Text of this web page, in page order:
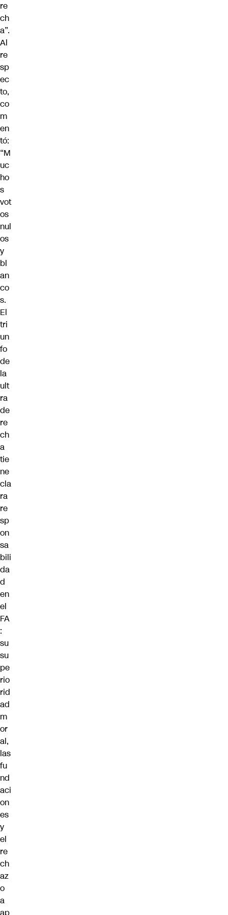
re
ch
a”.
Al
re
sp
ec
to,
co
m
en
tó:
“M
uc
ho
s
vot
os
nul
os
y
bl
an
co
s.
El
tri
un
fo
de
la
ult
ra
de
re
ch
a
tie
ne
cla
ra
re
sp
on
sa
bili
da
d
en
el
FA
:
su
su
pe
rio
rid
ad
m
or
al,
las
fu
nd
aci
on
es
y
el
re
ch
az
o
a